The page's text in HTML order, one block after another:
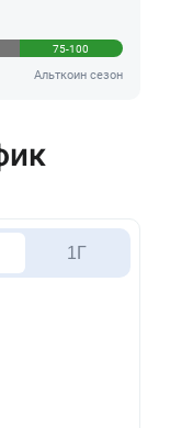
75-100
Альткоин сезон
1Г